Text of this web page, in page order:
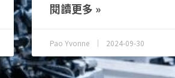
閱讀更多 »
Pao Yvonne 2024-09-30